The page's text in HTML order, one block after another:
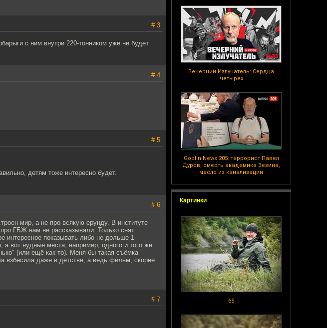
Вечерний Излучатель: Сердца
четырех
Goblin News 205: террорист Павел
Дуров, смерть академика Зезина,
масло из канализации
Картинки
65
# 3
с ним внутри 220-тонником уже не будет
# 4
# 5
детям тоже интересно будет.
# 6
мир, а не про всякую ерунду. В институте
ГБЖ нам не рассказывали. Только снят
интересное показывать либо не дольше 1
вот нудные места, например, одного и того же
(или ещё как-то). Меня бы такая съёмка
взбесила даже в детстве, а ведь фильм, скорее
# 7